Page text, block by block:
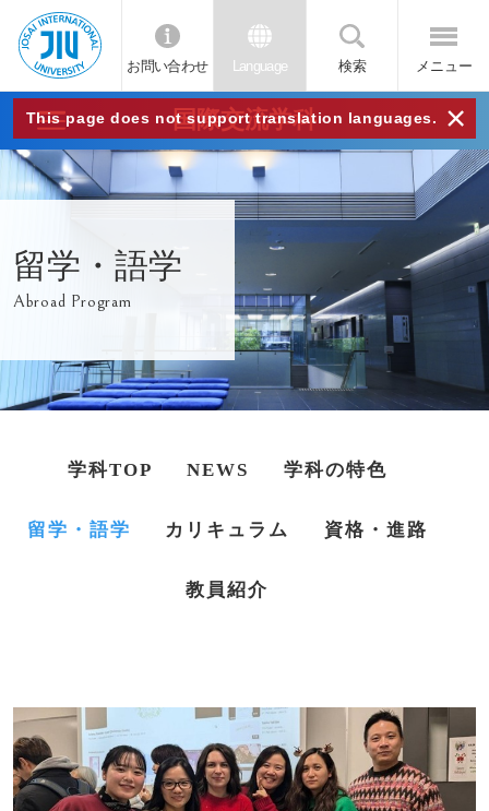
JIU
城西
大学
お問い合わせ Language 検索 メニュー
This page does not support translation languages. ×
国際交流学科
留学・語学
Abroad Program
学科TOP NEWS 学科の特色
留学・語学 カリキュラム 資格・進路
教員紹介